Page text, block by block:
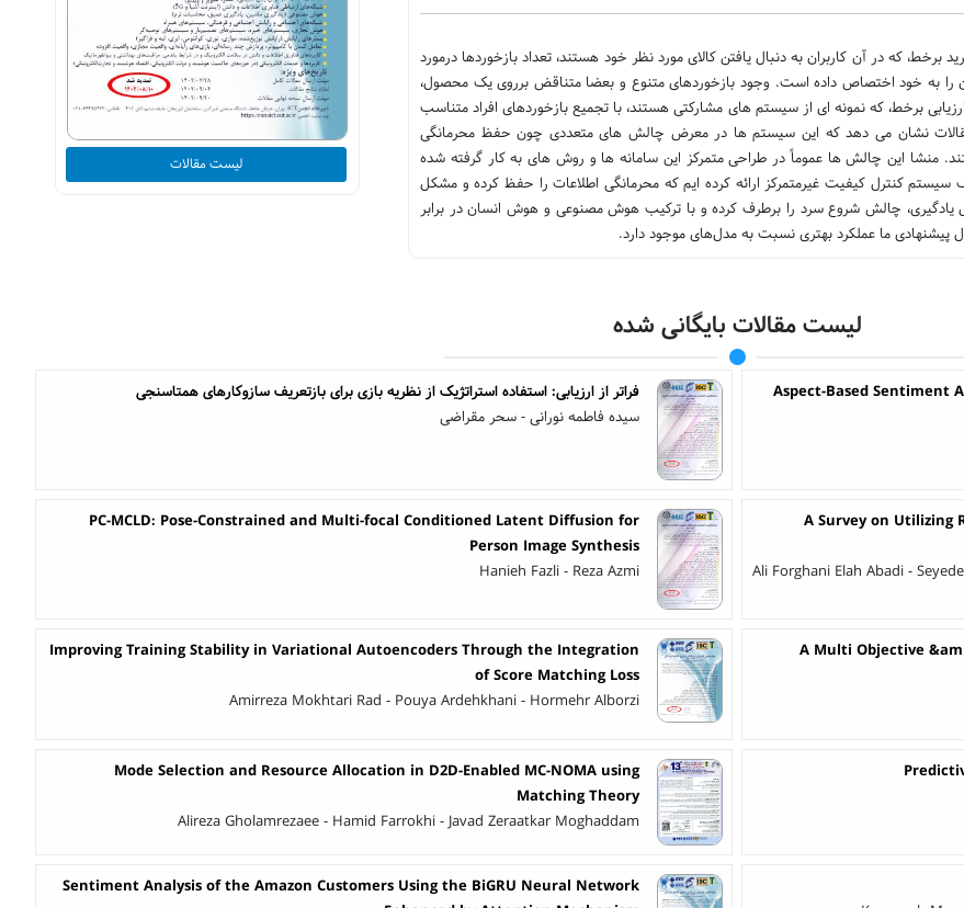
که در آن کاربران به دنبال یافتن کالای مورد نظر خود هستند، تعداد بازخوردها درمورد
را به خود اختصاص داده است. وجود بازخوردهای متنوع و بعضا متناقض برروی یک محصول،
برخط، که نمونه ای از سیستم های مشارکتی هستند، با تجمیع بازخوردهای افراد متناسب
مقالات نشان می دهد که این سیستم ها در معرض چالش های متعددی چون حفظ محرمانگی
منشا این چالش ها عموماً در طراحی متمرکز این سامانه ها و روش های به کار گرفته شده
کنترل کیفیت غیرمتمرکز ارائه کرده ایم که محرمانگی اطلاعات را حفظ کرده و مشکل
چالش شروع سرد را برطرف کرده و با ترکیب هوش مصنوعی و هوش انسان در برابر
ما عملکرد بهتری نسبت به مدل‌های موجود دارد.
لیست مقالات
لیست مقالات بایگانی شده
Aspect-Based Sentiment
فراتر از ارزیابی: استفاده استراتژیک از نظریه بازی برای بازتعریف سازوکارهای همتاسنجی
سیده فاطمه نورانی - سحر مقراضی
A Survey on Utilizing
Ali Forghani Elah Abadi -
PC-MCLD: Pose-Constrained and Multi-focal Conditioned Latent Diffusion for
Person Image Synthesis
Hanieh Fazli - Reza Azmi
A Multi Objective
Improving Training Stability in Variational Autoencoders Through the Integration
of Score Matching Loss
Amirreza Mokhtari Rad - Pouya Ardehkhani - Hormehr Alborzi
Mode Selection and Resource Allocation in D2D-Enabled MC-NOMA using
Matching Theory
Alireza Gholamrezaee - Hamid Farrokhi - Javad Zeraatkar Moghaddam
Sentiment Analysis of the Amazon Customers Using the BiGRU Neural Network